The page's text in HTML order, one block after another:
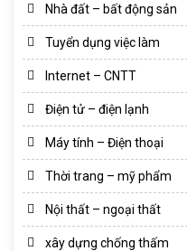
Nhà đất – bất động sản
Tuyển dụng việc làm
Internet – CNTT
Điện tử – điện lạnh
Máy tính – Điện thoại
Thời trang – mỹ phẩm
Nội thất – ngoại thất
xây dựng chống thấm